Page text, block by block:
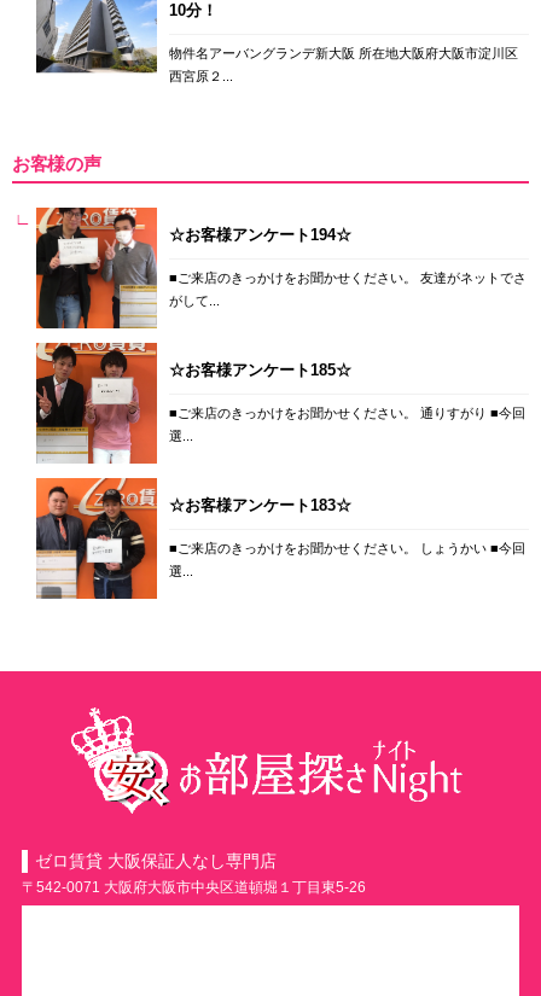
10分！
物件名アーバングランデ新大阪 所在地大阪府大阪市淀川区
西宮原２...
お客様の声
☆お客様アンケート194☆
■ご来店のきっかけをお聞かせください。 友達がネットでさ
がして...
☆お客様アンケート185☆
■ご来店のきっかけをお聞かせください。 通りすがり ■今回
選...
☆お客様アンケート183☆
■ご来店のきっかけをお聞かせください。 しょうかい ■今回
選...
ゼロ賃貸 大阪保証人なし専門店
〒542-0071 大阪府大阪市中央区道頓堀１丁目東5-26